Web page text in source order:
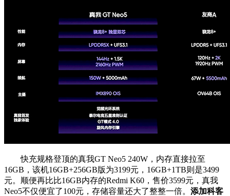
快充规格登顶的真我GT Neo5 240W，内存直接拉至
16GB，该机16GB+256GB版为3199元，16GB+1TB则是3499
元。顺便再比比16GB内存的Redmi K60，售价3599元，真我
Neo5不仅便宜了100元，存储容量还大了整整一倍。 添加科客